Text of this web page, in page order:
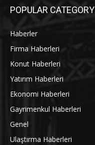
POPULAR CATEGORY
Haberler
Firma Haberleri
Konut Haberleri
Yatırım Haberleri
Ekonomi Haberleri
Gayrimenkul Haberleri
Genel
Ulaştırma Haberleri